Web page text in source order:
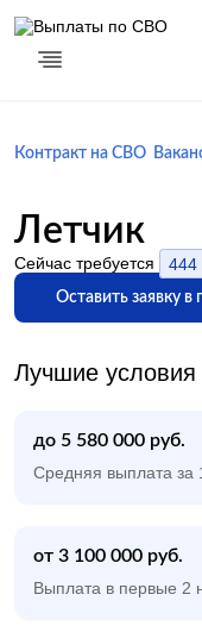
Контракт на СВО
Летчик
Сейчас требуется 444
Оставить заявку в
Лучшие условия
до 5 580 000 руб.
Средняя выплата за
от 3 100 000 руб.
Выплата в первые 2